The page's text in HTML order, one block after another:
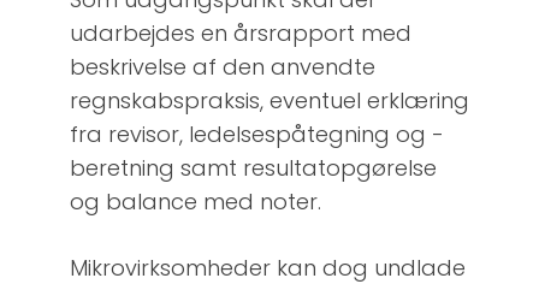
udarbejdes en årsrapport med
beskrivelse af den anvendte
regnskabspraksis, eventuel erklæring
fra revisor, ledelsespåtegning og -
beretning samt resultatopgørelse
og balance med noter.
Mikrovirksomheder kan dog undlade